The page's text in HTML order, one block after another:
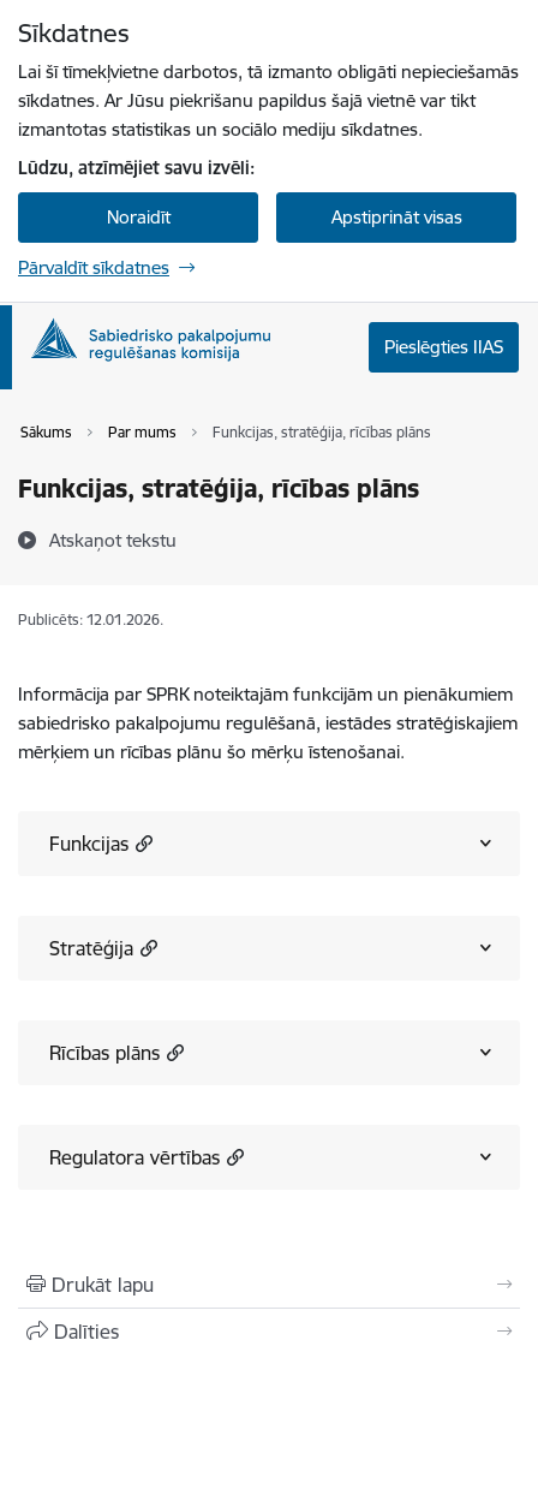
Sīkdatnes
Lai šī tīmekļvietne darbotos, tā izmanto obligāti nepieciešamās
sīkdatnes. Ar Jūsu piekrišanu papildus šajā vietnē var tikt
izmantotas statistikas un sociālo mediju sīkdatnes.
Lūdzu, atzīmējiet savu izvēli:
Noraidīt Apstiprināt visas
Pārvaldīt sīkdatnes
Pieslēgties IIAS
Sākums Par mums Funkcijas, stratēģija, rīcības plāns
Funkcijas, stratēģija, rīcības plāns
Atskaņot tekstu
Publicēts: 12.01.2026.
Informācija par SPRK noteiktajām funkcijām un pienākumiem
sabiedrisko pakalpojumu regulēšanā, iestādes stratēģiskajiem
mērķiem un rīcības plānu šo mērķu īstenošanai.
Funkcijas
Stratēģija
Rīcības plāns
Regulatora vērtības
Drukāt lapu
Dalīties